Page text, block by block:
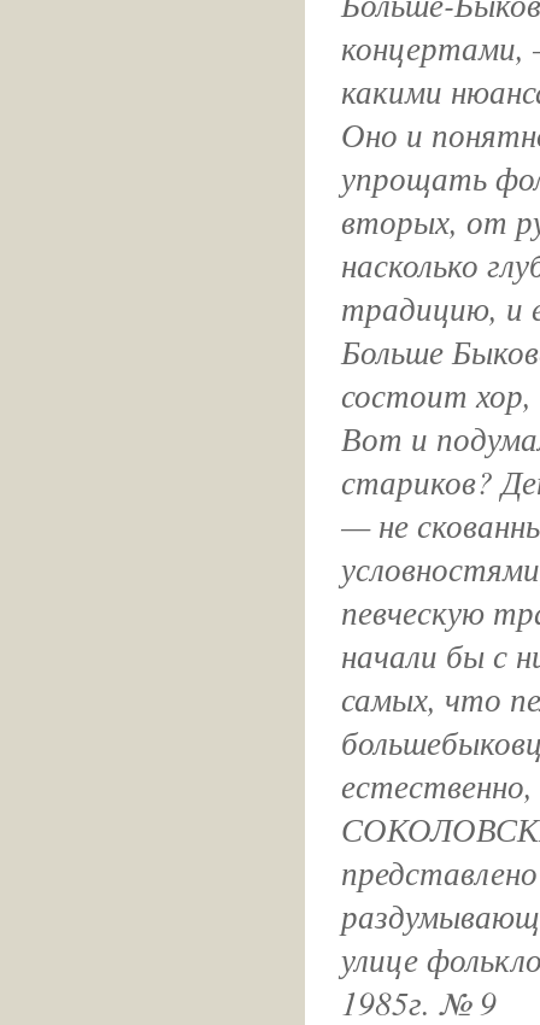
концертами,
какими
Оно и
упрощать
вторых, от
насколько
традицию, и
Больше
состоит хор,
Вот и
стариков?
— не
певческую
начали бы с
самых, что
улице
1985г. № 9